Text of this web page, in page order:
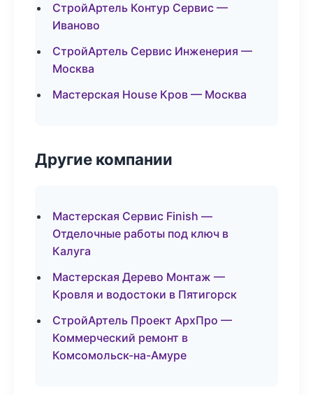
СтройАртель Контур Сервис —
Иваново
СтройАртель Сервис Инженерия —
Москва
Мастерская House Кров — Москва
Другие компании
Мастерская Сервис Finish —
Отделочные работы под ключ в
Калуга
Мастерская Дерево Монтаж —
Кровля и водостоки в Пятигорск
СтройАртель Проект АрхПро —
Коммерческий ремонт в
Комсомольск-на-Амуре